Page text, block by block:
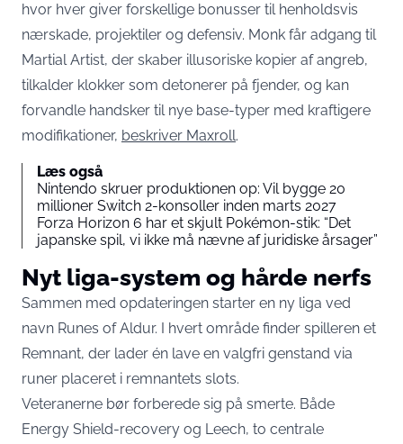
hvor hver giver forskellige bonusser til henholdsvis
nærskade, projektiler og defensiv. Monk får adgang til
Martial Artist, der skaber illusoriske kopier af angreb,
tilkalder klokker som detonerer på fjender, og kan
forvandle handsker til nye base-typer med kraftigere
modifikationer, beskriver Maxroll.
Læs også
Nintendo skruer produktionen op: Vil bygge 20
millioner Switch 2-konsoller inden marts 2027
Forza Horizon 6 har et skjult Pokémon-stik: “Det
japanske spil, vi ikke må nævne af juridiske årsager”
Nyt liga-system og hårde nerfs
Sammen med opdateringen starter en ny liga ved
navn Runes of Aldur. I hvert område finder spilleren et
Remnant, der lader én lave en valgfri genstand via
runer placeret i remnantets slots.
Veteranerne bør forberede sig på smerte. Både
Energy Shield-recovery og Leech, to centrale